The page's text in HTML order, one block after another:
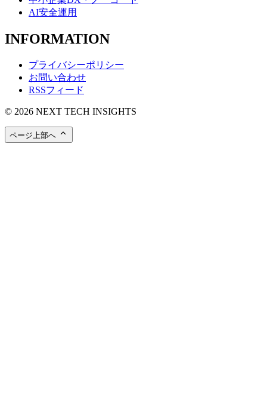
AI安全運用
INFORMATION
プライバシーポリシー
お問い合わせ
RSSフィード
© 2026 NEXT TECH INSIGHTS
ページ上部へ